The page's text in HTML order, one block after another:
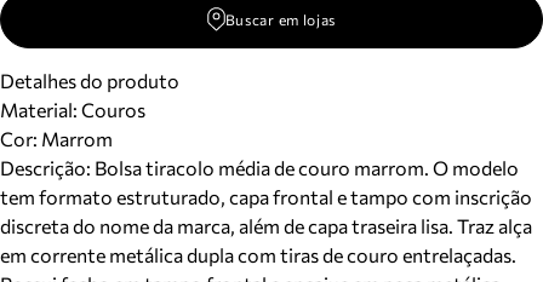
Buscar em lojas
Detalhes do produto
Material: Couros
Cor: Marrom
Descrição: Bolsa tiracolo média de couro marrom. O modelo
tem formato estruturado, capa frontal e tampo com inscrição
discreta do nome da marca, além de capa traseira lisa. Traz alça
em corrente metálica dupla com tiras de couro entrelaçadas.